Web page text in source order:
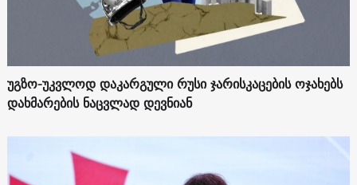
უგზო-უკვლოდ დაკარგული რუსი ჯარისკაცების ოჯახებს
დახმარების ნაცვლად დევნიან